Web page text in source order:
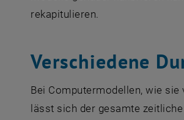
rekapitulieren.
Verschiedene
Bei Computermodellen, wie sie
lässt sich der gesamte